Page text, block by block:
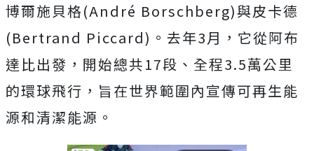
博爾施貝格(André Borschberg)與皮卡德
(Bertrand Piccard)。去年3月，它從阿布
達比出發，開始總共17段、全程3.5萬公里
的環球飛行，旨在世界範圍內宣傳可再生能
源和清潔能源。